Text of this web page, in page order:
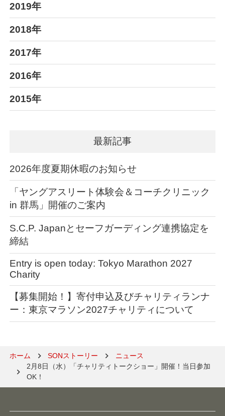
2019年
2018年
2017年
2016年
2015年
最新記事
2026年度夏期休暇のお知らせ
「ヤングアスリート体験会＆コーチクリニック
in 群馬」開催のご案内
S.C.P. Japanとセーフガーディング連携協定を
締結
Entry is open today: Tokyo Marathon 2027
Charity
【募集開始！】寄付申込及びチャリティランナ
ー：東京マラソン2027チャリティについて
ホーム SONストーリー
ニュース
2月8日（水）「チャリティトークショー」開催！当日参加
OK！